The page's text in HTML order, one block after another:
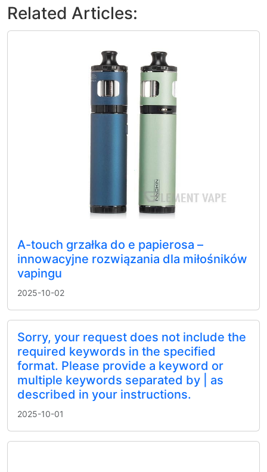
Related Articles:
A-touch grzałka do e papierosa –
innowacyjne rozwiązania dla miłośników
vapingu
2025-10-02
Sorry, your request does not include the
required keywords in the specified
format. Please provide a keyword or
multiple keywords separated by | as
described in your instructions.
2025-10-01